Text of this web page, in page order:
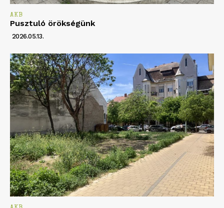
AKB
Pusztuló örökségünk
2026.05.13.